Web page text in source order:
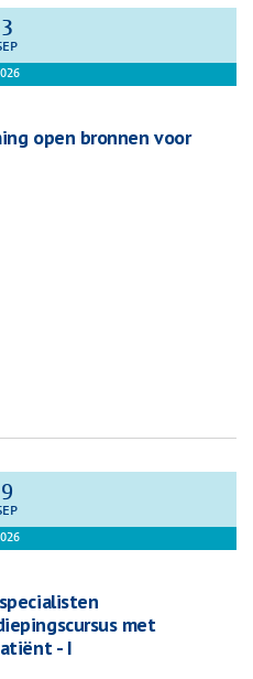
3
open bronnen voor
9
met
- I